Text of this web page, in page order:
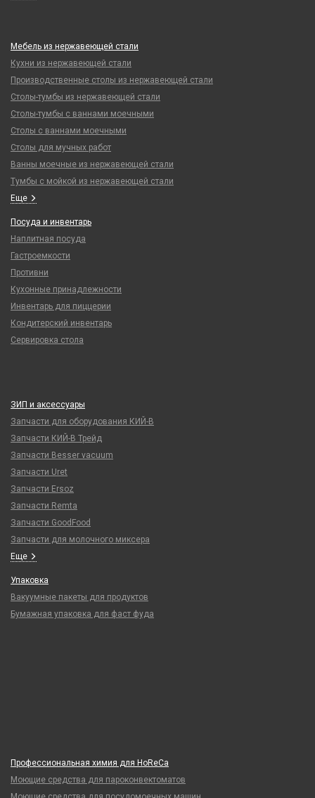
Мебель из нержавеющей стали
Кухни из нержавеющей стали
Производственные столы из нержавеющей стали
Столы-тумбы из нержавеющей стали
Столы-тумбы с ваннами моечными
Столы с ваннами моечными
Столы для мучных работ
Ванны моечные из нержавеющей стали
Тумбы с мойкой из нержавеющей стали
Еще
Посуда и инвентарь
Наплитная посуда
Гастроемкости
Противни
Кухонные принадлежности
Инвентарь для пиццерии
Кондитерский инвентарь
Сервировка стола
ЗИП и аксессуары
Запчасти для оборудования КИЙ-В
Запчасти КИЙ-В Трейд
Запчасти Besser vacuum
Запчасти Uret
Запчасти Ersoz
Запчасти Remta
Запчасти GoodFood
Запчасти для молочного миксера
Еще
Упаковка
Вакуумные пакеты для продуктов
Бумажная упаковка для фаст фуда
Профессиональная химия для HoReCa
Моющие средства для пароконвектоматов